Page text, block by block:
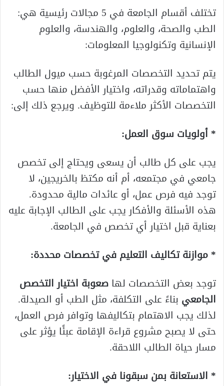
تختلف أقسام الجامعة في 5 مجالات رئيسية هي:
الطب والصحة، والعلوم، والهندسة، والعلوم
الإنسانية وتكنولوجيا المعلومات:
يتم تحديد التخصصات المرغوبة حسب ميول الطالب
واهتماماته وقدراته، واختيار الأفضل منها حسب
التخصصات الأكثر ملاءمة للتوظيف. ويرجع ذلك إلى:
* أولويات سوق العمل:
يجب على كل طالب أن يسعى ويحتاج إلى تخصص
جامعي في مجتمعه، أم أنه مكتظ بالخريجين، لا
توجد فيه فرص عمل، أو عائدات مالية محدودة.
هذه الأسئلة والأفكار يجب على الطالب الإجابة عليه
بعناية قبل اختيار أي تخصص في الجامعة.
* موازنة تكاليف التعليم في تخصصات محددة:
توجد بعض التخصصات لها صعوبة اختيار التخصص
الجامعي بناءً على التكلفة، مثل الطب أو الصيدلة.
لذلك يجب الاهتمام بتكاليفها وتوافر فرص العمل،
حتى لا يصبح مشروع قراءة الإقامة عبئًا يؤثر على
مسار حياة الطالب اللاحقة.
* الاستعانة بمن سبقونا في الاختيار: